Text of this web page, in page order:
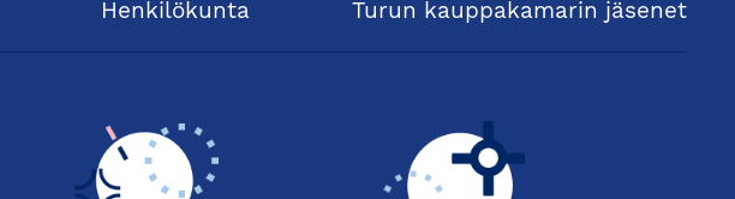
Henkilökunta Turun kauppakamarin jäsenet